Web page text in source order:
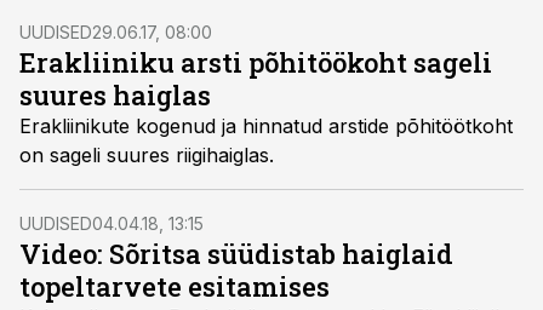
UUDISED29.06.17, 08:00
Erakliiniku arsti põhitöökoht sageli
suures haiglas
Erakliinikute kogenud ja hinnatud arstide põhitöötkoht
on sageli suures riigihaiglas.
UUDISED04.04.18, 13:15
Video: Sõritsa süüdistab haiglaid
topeltarvete esitamises